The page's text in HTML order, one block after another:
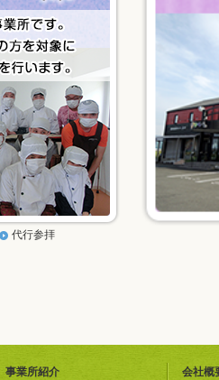
代行参拝
事業所紹介 会社概